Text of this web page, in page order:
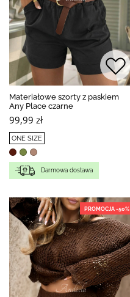
Materiałowe szorty z paskiem
Any Place czarne
99,99 zł
ONE SIZE
Darmowa dostawa
PROMOCJA -50%